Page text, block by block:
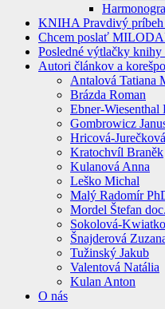
KNIHA Pravdivý príbeh
Chcem poslať
Posledné výtlačky knihy
Autori článkov a
Antalová Tatiana
Brázda Roman
Ebner-Wiesenthal
Gombrowicz
Hricová-
Kratochvíl Braněk
Kulanová Anna
Leško Michal
Malý Radomír
Mordel Štefan
Sokolová-
Šnajderová
Tužinský Jakub
Valentová Natália
Kulan Anton
O nás